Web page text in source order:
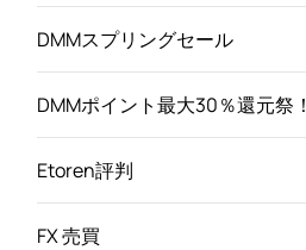
DMMスプリングセール
DMMポイント最大30％還元祭！
Etoren評判
FX 売買